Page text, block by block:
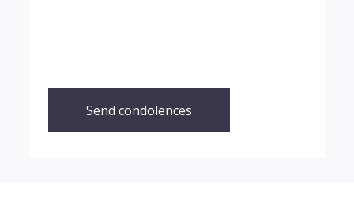
Send condolences